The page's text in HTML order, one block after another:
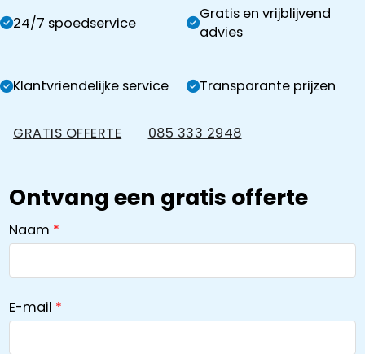
24/7 spoedservice
Gratis en vrijblijvend
advies
Klantvriendelijke service Transparante prijzen
GRATIS OFFERTE 085 333 2948
Ontvang een gratis offerte
Naam
E-mail